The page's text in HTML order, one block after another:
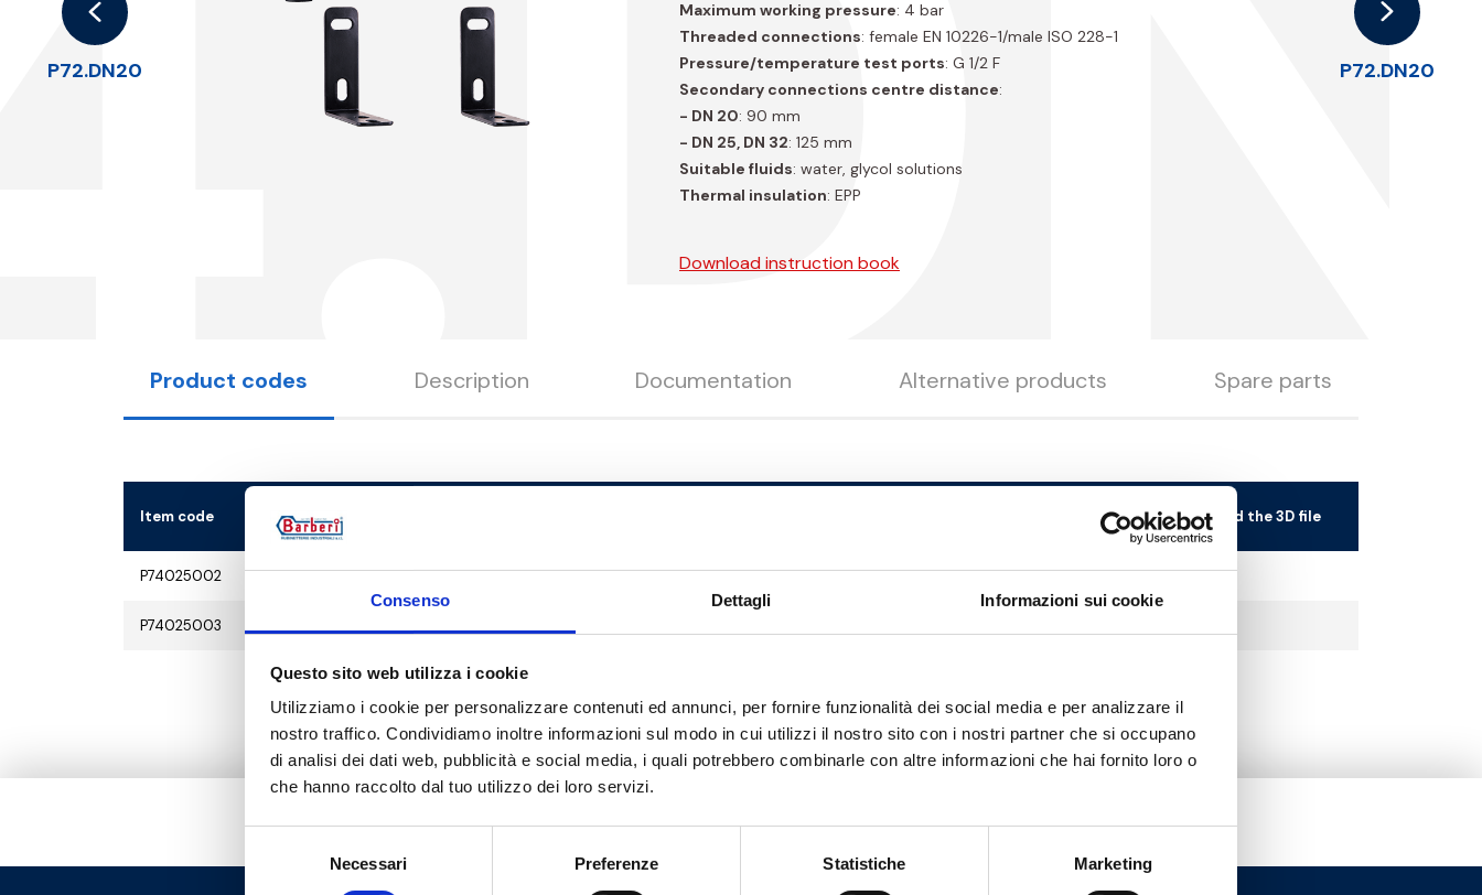
Consenso Dettagli Informazioni sui cookie
Questo sito web utilizza i cookie
Utilizziamo i cookie per personalizzare contenuti ed annunci, per fornire funzionalità dei social media e per analizzare il
nostro traffico. Condividiamo inoltre informazioni sul modo in cui utilizzi il nostro sito con i nostri partner che si occupano
di analisi dei dati web, pubblicità e social media, i quali potrebbero combinarle con altre informazioni che hai fornito loro o
che hanno raccolto dal tuo utilizzo dei loro servizi.
del
Necessari Preferenze Statistiche Marketing
P72.DN20 P72.DN20
Maximum working pressure: 4 bar
Threaded connections: female EN 10226-1/male ISO 228-1
Pressure/temperature test ports: G 1/2 F
Secondary connections centre distance:
- DN 20: 90 mm
- DN 25, DN 32: 125 mm
Suitable fluids: water, glycol solutions
Thermal insulation: EPP
Download instruction book
Product codes Description Documentation Alternative products Spare parts
Item code Download the 3D file
P74025002 G 1 M - G 1 RN 1 3 2
P74025003
Do you need help?